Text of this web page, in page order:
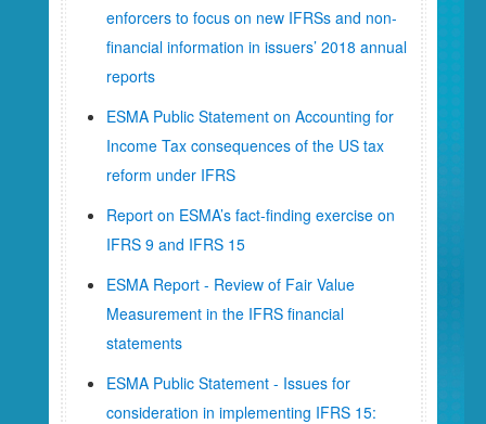
enforcers to focus on new IFRSs and non-
financial information in issuers’ 2018 annual
reports
ESMA Public Statement on Accounting for
Income Tax consequences of the US tax
reform under IFRS
Report on ESMA’s fact-finding exercise on
IFRS 9 and IFRS 15
ESMA Report - Review of Fair Value
Measurement in the IFRS financial
statements
ESMA Public Statement - Issues for
consideration in implementing IFRS 15: